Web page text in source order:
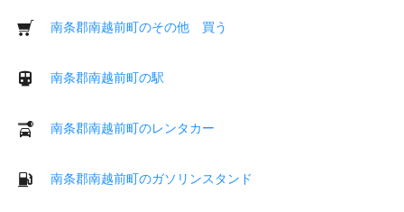
南条郡南越前町のその他 買う
南条郡南越前町の駅
南条郡南越前町のレンタカー
南条郡南越前町のガソリンスタンド